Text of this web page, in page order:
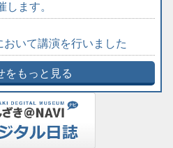
ます。
いて講演を行いました
をもっと見る